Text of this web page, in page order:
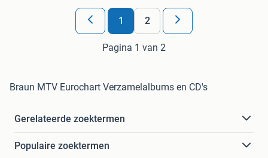
1 2
Pagina 1 van 2
Braun MTV Eurochart Verzamelalbums en CD's
Gerelateerde zoektermen
Populaire zoektermen